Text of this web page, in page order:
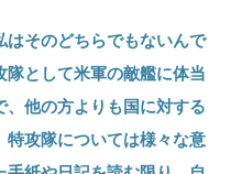
はそのどちらでもないんで
として米軍の敵艦に体当
他の方よりも国に対する
攻隊については様々な意